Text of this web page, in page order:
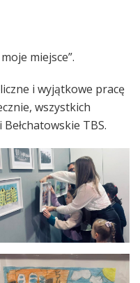
miejsce”.
i wyjątkowe pracę
wszystkich
TBS.